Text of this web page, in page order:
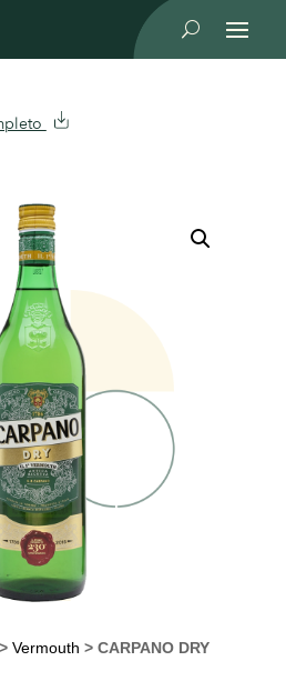
U
Vermouth > CARPANO DRY